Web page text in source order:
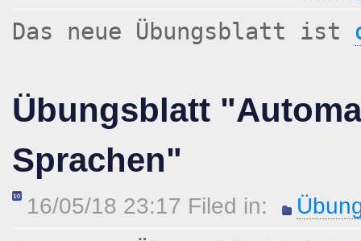
Das neue Übungsblatt ist
Übungsblatt
Sprachen"
16/05/18 23:17 Filed in: